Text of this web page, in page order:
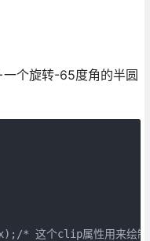
个旋转-65度角的半圆
这个clip属性用来绘制